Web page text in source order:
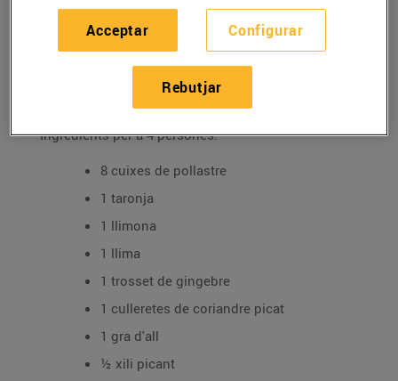
Pollastre marinat amb
cítrics
Ingredients per a 4 persones:
8 cuixes de pollastre
1 taronja
1 llimona
1 llima
1 trosset de gingebre
1 culleretes de coriandre picat
1 gra d'all
½ xili picant
Configurar
Rebutjar
Acceptar